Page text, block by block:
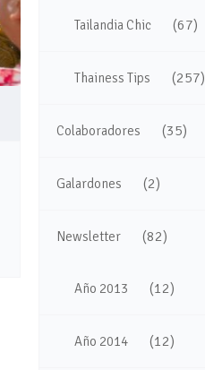
Tailandia Chic (67)
Thainess Tips (257)
Colaboradores (35)
Galardones (2)
Newsletter (82)
Año 2013 (12)
Año 2014 (12)